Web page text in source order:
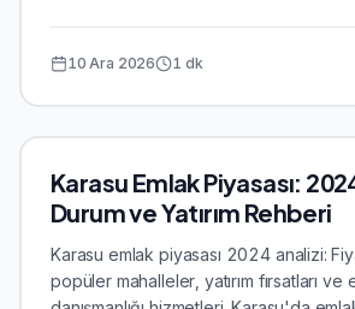
10 Ara 2026 1 dk
Karasu Emlak Piyasası:
Durum ve Yatırım Rehberi
Karasu emlak piyasası 2024 analizi:
popüler mahalleler, yatırım fırsatları ve